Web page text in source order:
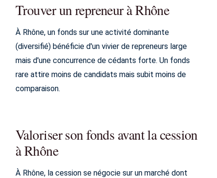
Trouver un repreneur à Rhône
À Rhône, un fonds sur une activité dominante
(diversifié) bénéficie d'un vivier de repreneurs large
mais d'une concurrence de cédants forte. Un fonds
rare attire moins de candidats mais subit moins de
comparaison.
Valoriser son fonds avant la cession
à Rhône
À Rhône, la cession se négocie sur un marché dont